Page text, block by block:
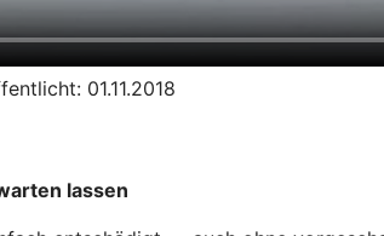
01.11.2018
lassen